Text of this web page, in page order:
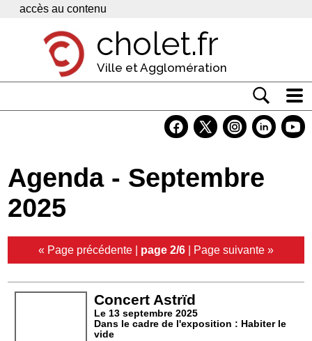
Panneau de gestion des cookies
accès au contenu
cholet.fr
Ville et Agglomération
Economie
Services
Contacts
Agenda - Septembre
2025
« Page précédente | page 2/6 | Page suivante »
Concert Astrïd
Le 13 septembre 2025
Dans le cadre de l'exposition : Habiter le
vide